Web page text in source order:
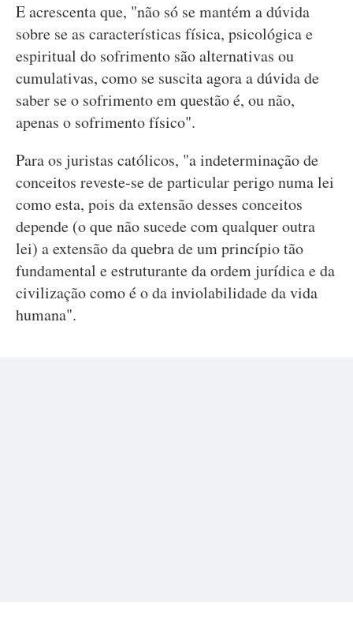
E acrescenta que, "não só se mantém a dúvida
sobre se as características física, psicológica e
espiritual do sofrimento são alternativas ou
cumulativas, como se suscita agora a dúvida de
saber se o sofrimento em questão é, ou não,
apenas o sofrimento físico".
Para os juristas católicos, "a indeterminação de
conceitos reveste-se de particular perigo numa lei
como esta, pois da extensão desses conceitos
depende (o que não sucede com qualquer outra
lei) a extensão da quebra de um princípio tão
fundamental e estruturante da ordem jurídica e da
civilização como é o da inviolabilidade da vida
humana".